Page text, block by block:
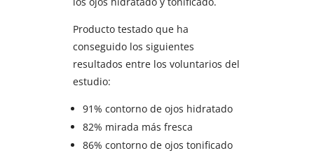
Producto testado que ha
conseguido los siguientes
resultados entre los voluntarios del
estudio:
91% contorno de ojos hidratado
82% mirada más fresca
86% contorno de ojos tonificado